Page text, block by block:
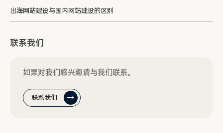
出海网站建设与国内网站建设的区别
联系我们
如果对我们感兴趣请与我们联系。
联系我们